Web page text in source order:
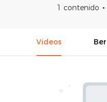
1 contenido
Videos